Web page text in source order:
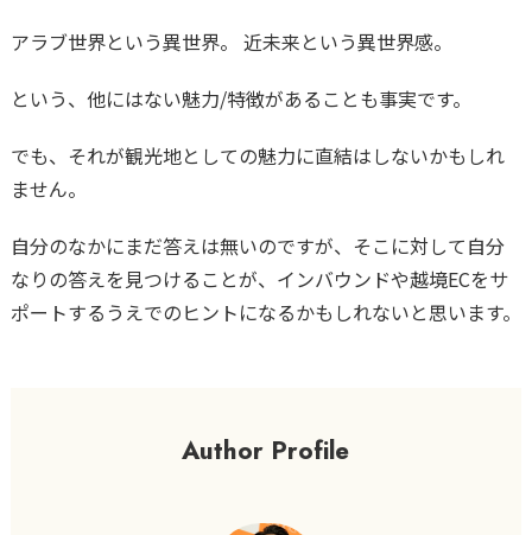
アラブ世界という異世界。 近未来という異世界感。
という、他にはない魅力/特徴があることも事実です。
でも、それが観光地としての魅力に直結はしないかもしれ
ません。
自分のなかにまだ答えは無いのですが、そこに対して自分
なりの答えを見つけることが、インバウンドや越境ECをサ
ポートするうえでのヒントになるかもしれないと思います。
Author Profile